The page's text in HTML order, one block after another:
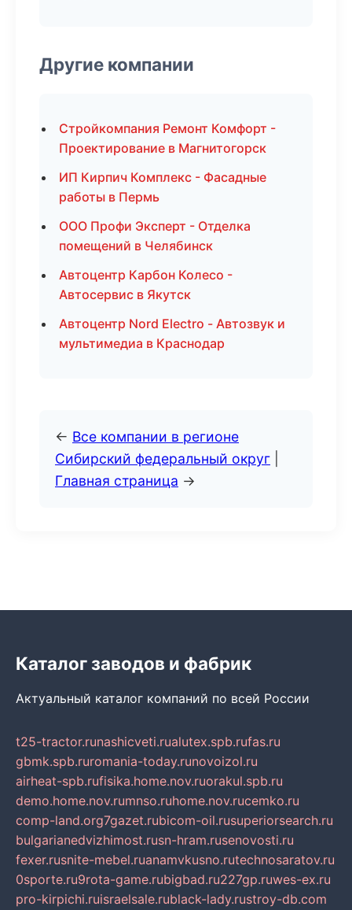
Другие компании
Стройкомпания Ремонт Комфорт -
Проектирование в Магнитогорск
ИП Кирпич Комплекс - Фасадные
работы в Пермь
ООО Профи Эксперт - Отделка
помещений в Челябинск
Автоцентр Карбон Колесо -
Автосервис в Якутск
Автоцентр Nord Electro - Автозвук и
мультимедиа в Краснодар
← Все компании в регионе
Сибирский федеральный округ
Главная страница →
Каталог заводов и фабрик
Актуальный каталог компаний по всей России
t25-tractor.runashicveti.rualutex.spb.rufas.ru
gbmk.spb.ruromania-today.runovoizol.ru
airheat-spb.rufisika.home.nov.ruorakul.spb.ru
demo.home.nov.rumnso.ruhome.nov.rucemko.ru
comp-land.org7gazet.rubicom-oil.rusuperiorsearch.ru
bulgarianedvizhimost.rusn-hram.rusenovosti.ru
fexer.rusnite-mebel.ruanamvkusno.rutechnosaratov.ru
0sporte.ru9rota-game.rubigbad.ru227gp.ruwes-ex.ru
pro-kirpichi.ruisraelsale.rublack-lady.rustroy-db.com